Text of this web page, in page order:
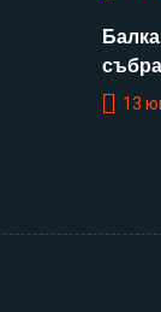
13